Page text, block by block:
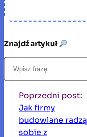
Znajdź artykuł
S
Poprzedni post:
Jak firmy
budowlane radzą
sobie z